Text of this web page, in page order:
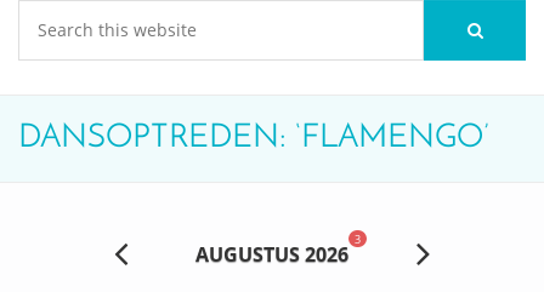
DANSOPTREDEN: ‘FLAMENGO’
AUGUSTUS 2026
3